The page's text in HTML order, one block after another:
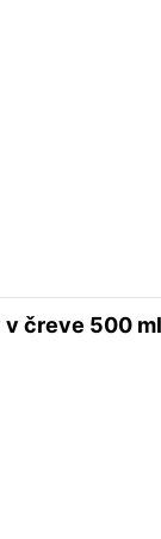
čreve 500 ml